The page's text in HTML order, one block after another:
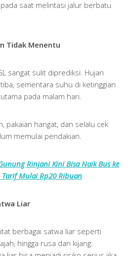
saat melintasi jalur berbatu
Tidak Menentu
sangat sulit diprediksi. Hujan
sementara suhu di ketinggian
pada malam hari.
pakaian hangat, dan selalu cek
memulai pendakian.
Rinjani Kini Bisa Naik Bus ke
Mulai Rp20 Ribuan
Liar
berbagai satwa liar seperti
hingga rusa dan kijang.